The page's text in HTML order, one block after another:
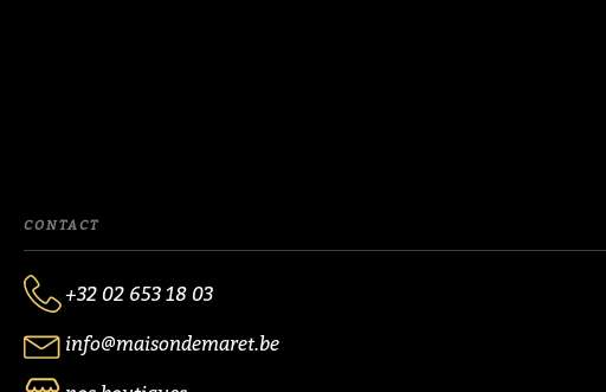
CONTACT
+32 02 653 18 03
info@maisondemaret.be